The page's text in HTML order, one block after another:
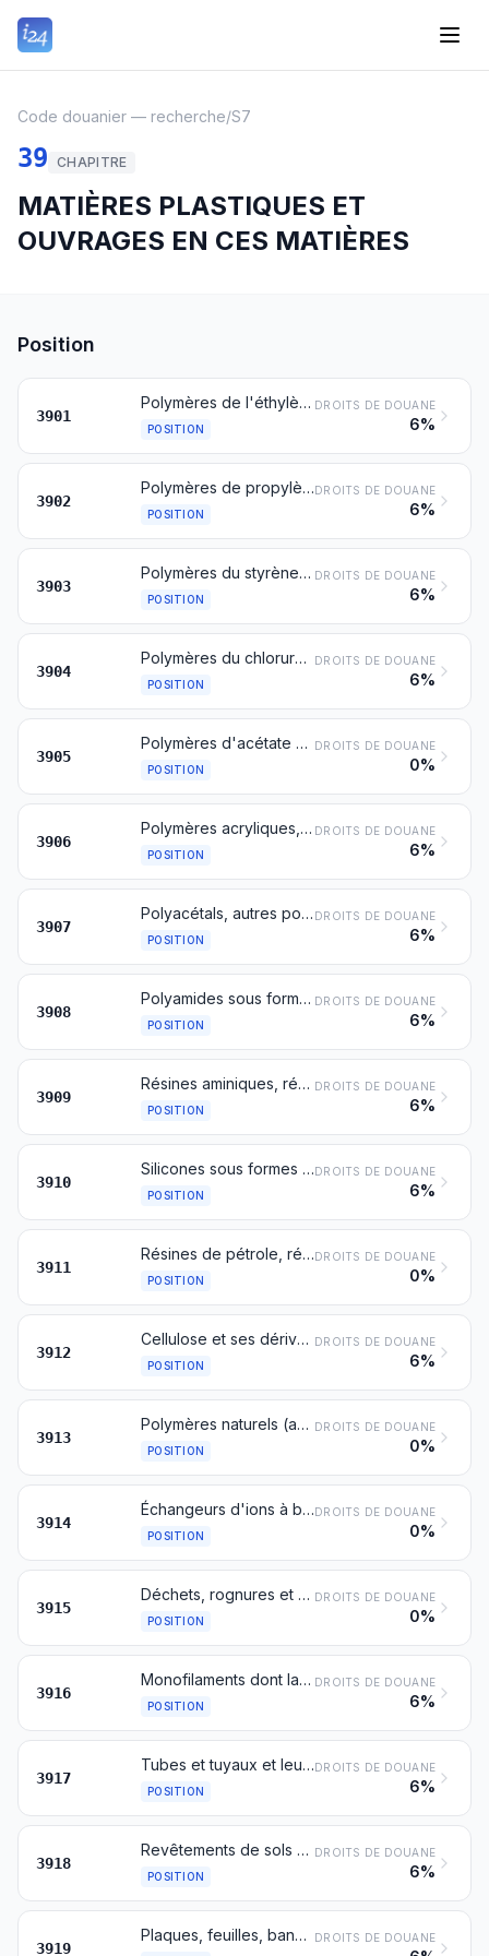
Code douanier — recherche/S7
39 CHAPITRE
MATIÈRES PLASTIQUES ET
OUVRAGES EN CES MATIÈRES
Position
3901
Polymères de l'éthylène, sous formes primaires
POSITION
DROITS DE DOUANE
6%
3902
Polymères de propylène ou d'autres oléfines, sous formes primaires
POSITION
DROITS DE DOUANE
6%
3903
Polymères du styrène, sous formes primaires
POSITION
DROITS DE DOUANE
6%
3904
Polymères du chlorure de vinyle ou d'autres oléfines halogénées, sous formes primaires
POSITION
DROITS DE DOUANE
6%
3905
Polymères d'acétate de vinyle ou d'autres esters de vinyle, sous formes primaires; autres polymères de vinyle, sous formes primaires
POSITION
DROITS DE DOUANE
0%
3906
Polymères acryliques, sous formes primaires
POSITION
DROITS DE DOUANE
6%
3907
Polyacétals, autres polyéthers et résines époxydes, sous formes primaires; polycarbonates, résines alkydes, polyesters allyliques et autres polyesters, sous formes primaires
POSITION
DROITS DE DOUANE
6%
3908
Polyamides sous formes primaires
POSITION
DROITS DE DOUANE
6%
3909
Résines aminiques, résines phénoliques et polyuréthannes, sous formes primaires
POSITION
DROITS DE DOUANE
6%
3910
Silicones sous formes primaires
POSITION
DROITS DE DOUANE
6%
3911
Résines de pétrole, résines de coumarone-indène, polyterpènes, polysulfures, polysulfones et autres produits mentionnés dans la note 3 du présent chapitre, non dénommés ni compris ailleurs, sous formes primaires
POSITION
DROITS DE DOUANE
0%
3912
Cellulose et ses dérivés chimiques, non dénommés ni compris ailleurs, sous formes primaires
POSITION
DROITS DE DOUANE
6%
3913
Polymères naturels (acide alginique, par exemple) et polymères naturels modifiés (protéines durcies, dérivés chimiques du caoutchouc naturel, par exemple), non dénommés ni compris ailleurs, sous formes primaires
POSITION
DROITS DE DOUANE
0%
3914
Échangeurs d'ions à base de polymères des nos 3901 à 3913, sous formes primaires
POSITION
DROITS DE DOUANE
0%
3915
Déchets, rognures et débris de matières plastiques
POSITION
DROITS DE DOUANE
0%
3916
Monofilaments dont la plus grande dimension de la coupe transversale excède 1 mm (monofils), joncs, bâtons et profilés, même ouvrés en surface mais non autrement travaillés, en matières plastiques
POSITION
DROITS DE DOUANE
6%
3917
Tubes et tuyaux et leurs accessoires (joints, coudes, raccords, par exemple), en matières plastiques
POSITION
DROITS DE DOUANE
6%
3918
Revêtements de sols en matières plastiques, même auto-adhésifs, en rouleaux ou sous formes de carreaux ou de dalles; revêtements de murs ou de plafonds en matières plastiques définis dans la note 9 du présent chapitre
POSITION
DROITS DE DOUANE
6%
3919
Plaques, feuilles, bandes, rubans, pellicules et autres formes plates, auto-adhésifs, en matières plastiques, même en rouleaux DROITS DE DOUANE